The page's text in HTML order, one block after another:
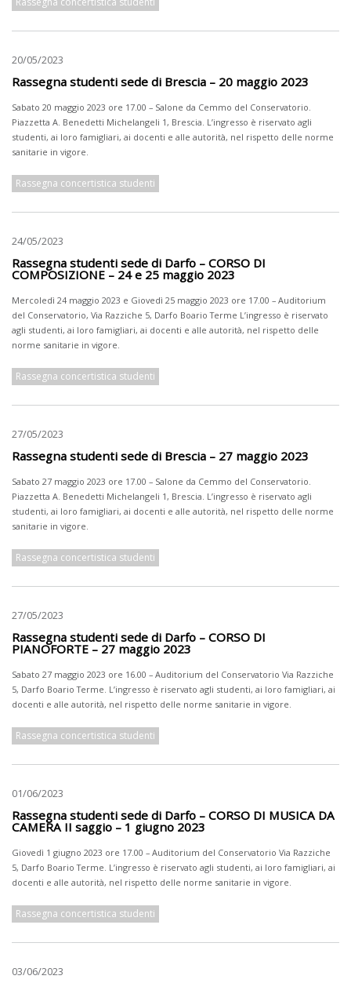
20/05/2023
Rassegna studenti sede di Brescia – 20 maggio 2023
Sabato 20 maggio 2023 ore 17.00 – Salone da Cemmo del Conservatorio.
Piazzetta A. Benedetti Michelangeli 1, Brescia. L’ingresso è riservato agli
studenti, ai loro famigliari, ai docenti e alle autorità, nel rispetto delle norme
sanitarie in vigore.
Rassegna concertistica studenti
24/05/2023
Rassegna studenti sede di Darfo – CORSO DI
COMPOSIZIONE – 24 e 25 maggio 2023
Mercoledì 24 maggio 2023 e Giovedì 25 maggio 2023 ore 17.00 – Auditorium
del Conservatorio, Via Razziche 5, Darfo Boario Terme L’ingresso è riservato
agli studenti, ai loro famigliari, ai docenti e alle autorità, nel rispetto delle
norme sanitarie in vigore.
Rassegna concertistica studenti
27/05/2023
Rassegna studenti sede di Brescia – 27 maggio 2023
Sabato 27 maggio 2023 ore 17.00 – Salone da Cemmo del Conservatorio.
Piazzetta A. Benedetti Michelangeli 1, Brescia. L’ingresso è riservato agli
studenti, ai loro famigliari, ai docenti e alle autorità, nel rispetto delle norme
sanitarie in vigore.
Rassegna concertistica studenti
27/05/2023
Rassegna studenti sede di Darfo – CORSO DI
PIANOFORTE – 27 maggio 2023
Sabato 27 maggio 2023 ore 16.00 – Auditorium del Conservatorio Via Razziche
5, Darfo Boario Terme. L’ingresso è riservato agli studenti, ai loro famigliari, ai
docenti e alle autorità, nel rispetto delle norme sanitarie in vigore.
Rassegna concertistica studenti
01/06/2023
Rassegna studenti sede di Darfo – CORSO DI MUSICA DA
CAMERA II saggio – 1 giugno 2023
Giovedì 1 giugno 2023 ore 17.00 – Auditorium del Conservatorio Via Razziche
5, Darfo Boario Terme. L’ingresso è riservato agli studenti, ai loro famigliari, ai
docenti e alle autorità, nel rispetto delle norme sanitarie in vigore.
Rassegna concertistica studenti
03/06/2023